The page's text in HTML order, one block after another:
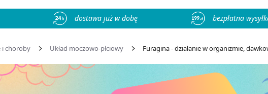
dostawa już w dobę bezpłatna
i choroby Układ moczowo-płciowy Furagina - działanie w organizmie,